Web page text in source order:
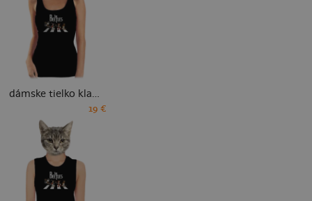
dámske tielko klasické
19 €